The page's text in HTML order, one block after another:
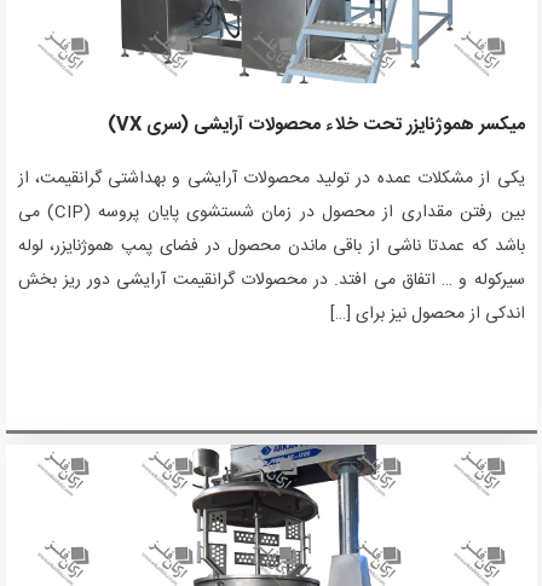
میکسر هموژنایزر تحت خلاء محصولات آرایشی (سری VX)
یکی از مشکلات عمده در تولید محصولات آرایشی و بهداشتی گرانقیمت، از
بین رفتن مقداری از محصول در زمان شستشوی پایان پروسه (CIP) می
باشد که عمدتا ناشی از باقی ماندن محصول در فضای پمپ هموژنایزر، لوله
سیرکوله و … اتفاق می افتد. در محصولات گرانقیمت آرایشی دور ریز بخش
اندکی از محصول نیز برای […]